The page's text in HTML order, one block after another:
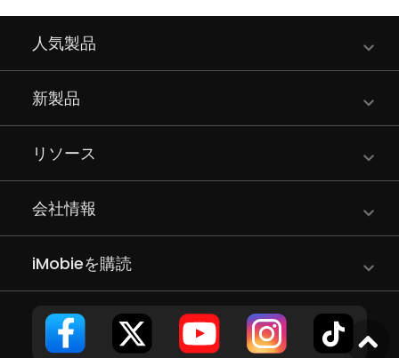
人気製品
新製品
リソース
会社情報
iMobieを購読